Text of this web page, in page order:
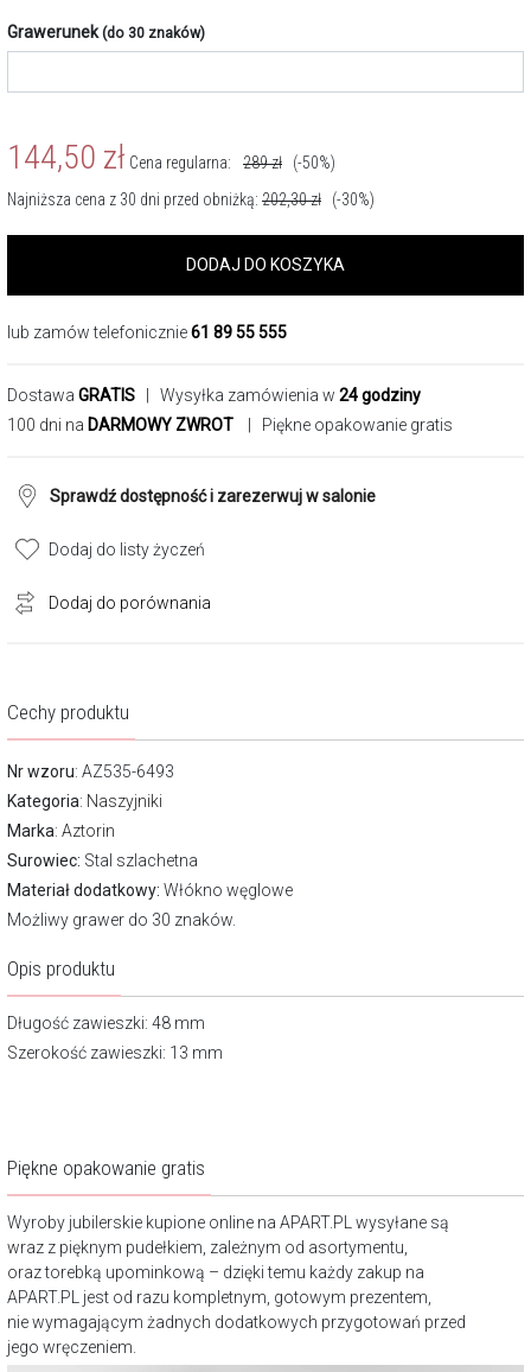
Grawerunek(do 30 znaków)
144,50 zł Cena regularna: 289zł
(-50%)
Najniższa cena z 30 dni przed obniżką: 202,30zł (-30%)
DODAJ DO KOSZYKA
lub zamów telefonicznie61 89 55 555
Dostawa GRATIS | Wysyłka zamówienia w 24 godziny
100 dni na DARMOWY ZWROT | Piękne opakowanie gratis
Sprawdź dostępność i zarezerwuj w salonie
Dodaj do listy życzeń
Dodaj do porównania
Cechy produktu
Nr wzoru: AZ535-6493
Kategoria: Naszyjniki
Marka: Aztorin
Surowiec: Stal szlachetna
Materiał dodatkowy: Włókno węglowe
Możliwy grawer do 30 znaków.
Opis produktu
Długość zawieszki: 48 mm
Szerokość zawieszki: 13 mm
Piękne opakowanie gratis
Wyroby jubilerskie kupione online na APART.PL wysyłane są
wraz z pięknym pudełkiem, zależnym od asortymentu,
oraz torebką upominkową – dzięki temu każdy zakup na
APART.PL jest od razu kompletnym, gotowym prezentem,
nie wymagającym żadnych dodatkowych przygotowań przed
jego wręczeniem.